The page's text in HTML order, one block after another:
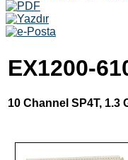
EX1200-
10 Channel SP4T, 1.3